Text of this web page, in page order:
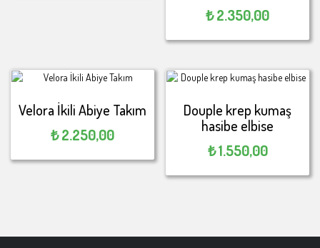
₺2.350,00
Velora İkili Abiye Takım
₺2.250,00
Douple krep kumaş
hasibe elbise
₺1.550,00